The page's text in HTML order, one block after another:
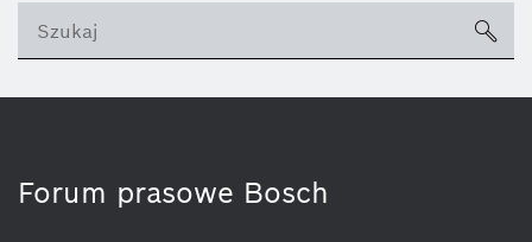
Forum prasowe Bosch